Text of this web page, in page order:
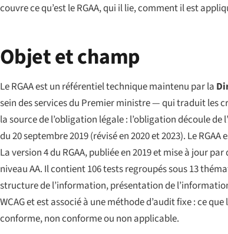
couvre ce qu’est le RGAA, qui il lie, comment il est
Objet et champ
Le RGAA est un référentiel technique maintenu par la
sein des services du Premier ministre — qui traduit les
la source de l’obligation légale : l’obligation découle de
du 20 septembre 2019 (révisé en 2020 et 2023). Le
La version 4 du RGAA, publiée en 2019 et mise à jour
niveau AA. Il contient 106 tests regroupés sous 13
structure de l’information, présentation de
WCAG et est associé à une méthode d’audit fixe : ce
conforme, non conforme ou non applicable.